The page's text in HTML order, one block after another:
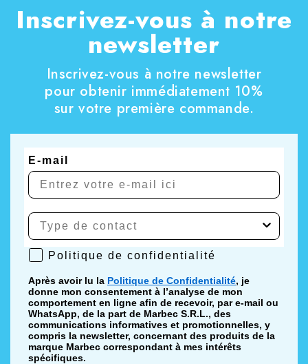
Inscrivez-vous à notre
newsletter
Inscrivez-vous à notre newsletter
pour obtenir immédiatement 10%
sur votre première commande.
E-mail
Politique de confidentialité
Politique de confidentialité
Après avoir lu la Politique de Confidentialité, je
donne mon consentement à l’analyse de mon
comportement en ligne afin de recevoir, par e-mail ou
WhatsApp, de la part de Marbec S.R.L., des
communications informatives et promotionnelles, y
compris la newsletter, concernant des produits de la
marque Marbec correspondant à mes intérêts
spécifiques.